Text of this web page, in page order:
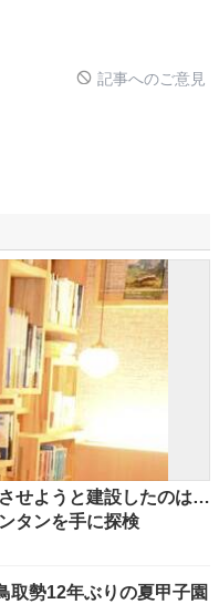
記事へのご意見
せようと建設したのは…
タンを手に探検
取勢12年ぶりの夏甲子園